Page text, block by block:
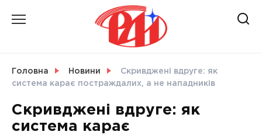
Головна Новини
Скривджені вдруге: як
система карає постраждалих, а не нападників
Скривджені вдруге: як
система карає